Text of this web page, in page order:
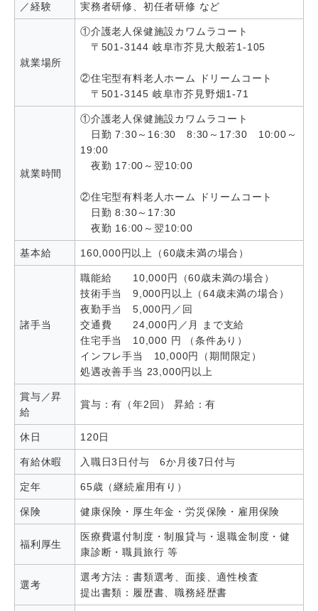
／経験
実務者研修、初任者研修 など
就業場所
①介護老人保健施設カワムラコート
〒501-3144 岐阜市芥見大般若1-105
②住宅型有料老人ホーム ドリームコート
〒501-3145 岐阜市芥見野畑1-71
就業時間
①介護老人保健施設カワムラコート
日勤 7:30～16:30 8:30～17:30 10:00～
19:00
夜勤 17:00～翌10:00
②住宅型有料老人ホーム ドリームコート
日勤 8:30～17:30
夜勤 16:00～翌10:00
基本給 160,000円以上（60歳未満の場合）
諸手当
職能給 10,000円（60歳未満の場合）
技術手当 9,000円以上（64歳未満の場合）
夜勤手当 5,000円／回
交通費 24,000円／月 まで支給
住宅手当 10,000 円 （条件あり）
インフレ手当 10,000円（期間限定）
処遇改善手当 23,000円以上
賞与／昇
給
賞与：有（年2回） 昇給：有
休日 120日
有給休暇 入職日3日付与 6か月後7日付与
定年 65歳（継続雇用有り）
保険 健康保険・厚生年金・労災保険・雇用保険
福利厚生
医療費還付制度・制服貸与・退職金制度・健
康診断・職員旅行 等
選考
選考方法：書類選考、面接、適性検査
提出書類：履歴書、職務経歴書